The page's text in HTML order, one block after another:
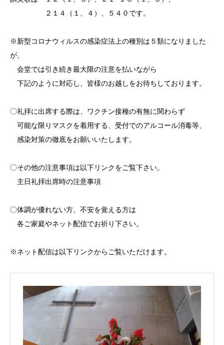
２１４（１、４）、５４０です。
※新型コロナウィルスの感染症法上の種別は５類になりました
が、
会堂では引き続き最大限の注意を払いながら
下記のように対応し、皆様のお越しをお待ちしております。
〇礼拝に出席する際は、ワクチン接種の有無に関わらず
可能な限りマスクを着用する、受付でのアルコール消毒等、
感染対策の徹底をお願いいたします。
〇その他の注意事項は以下リンクをご覧下さい。
主日礼拝出席時の注意事項
〇体調が優れない方、不安を覚える方は
各ご家庭やネット配信でお祈り下さい。
※ネット配信は以下リンクからご覧いただけます。